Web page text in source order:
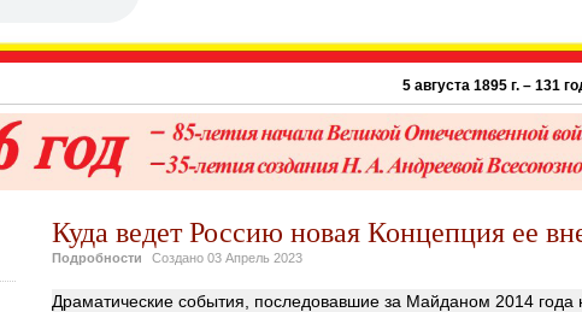
5 августа 1895 г. – 131 год со
Куда ведет Россию новая Концепция ее
Подробности Создано 03 Апрель 2023
Драматические события, последовавшие за Майданом 2014 года